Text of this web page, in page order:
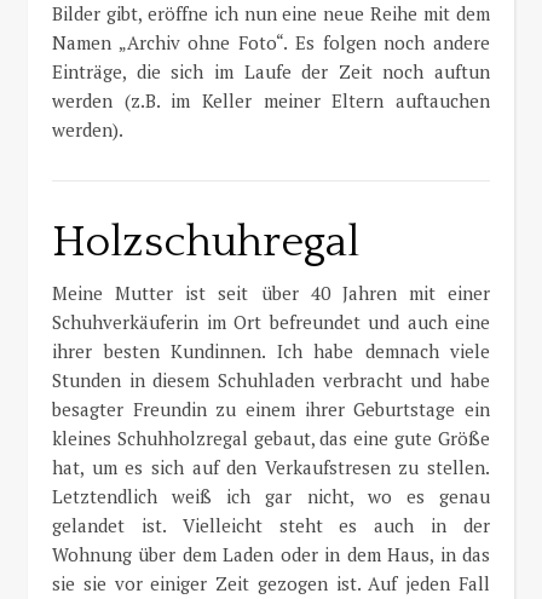
Bilder gibt, eröffne ich nun eine neue Reihe mit dem
Namen „Archiv ohne Foto“. Es folgen noch andere
Einträge, die sich im Laufe der Zeit noch auftun
werden (z.B. im Keller meiner Eltern auftauchen
werden).
Holzschuhregal
Meine Mutter ist seit über 40 Jahren mit einer
Schuhverkäuferin im Ort befreundet und auch eine
ihrer besten Kundinnen. Ich habe demnach viele
Stunden in diesem Schuhladen verbracht und habe
besagter Freundin zu einem ihrer Geburtstage ein
kleines Schuhholzregal gebaut, das eine gute Größe
hat, um es sich auf den Verkaufstresen zu stellen.
Letztendlich weiß ich gar nicht, wo es genau
gelandet ist. Vielleicht steht es auch in der
Wohnung über dem Laden oder in dem Haus, in das
sie sie vor einiger Zeit gezogen ist. Auf jeden Fall